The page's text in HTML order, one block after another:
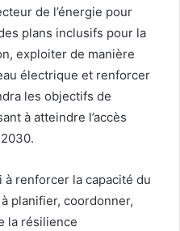
de l’énergie pour
plans inclusifs pour la
exploiter de manière
électrique et renforcer
les objectifs de
à atteindre l’accès
à renforcer la capacité du
planifier, coordonner,
la résilience